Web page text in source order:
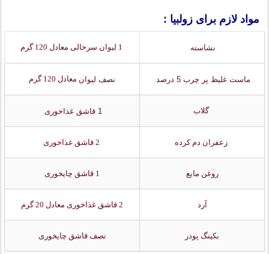
مواد لازم برای زولبیا :
نشاسته
ماست غلیظ پر چرب 5 درصد نصف لیوان معادل 120 گرم
گلاب 1 قاشق غذاخوری
زعفران دم کرده
روغن مایع 1 قاشق چایخوری
آرد 2 قاشق غذاخوری معادل 20 گرم
بکینگ پودر نصف قاشق چایخوری